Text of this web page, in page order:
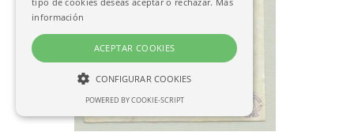
información
ACEPTAR COOKIES
CONFIGURAR COOKIES
NECESARIAS
ANALÍTICAS
POWERED BY COOKIE-SCRIPT